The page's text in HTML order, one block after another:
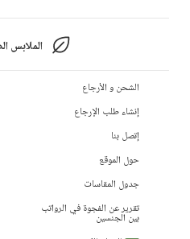
الملابس
الشحن و الأرجاع
إنشاء طلب الإرجاع
إتصل بنا
حول الموقع
جدول المقاسات
تقرير عن الفجوة في الرواتب
بين الجنسين